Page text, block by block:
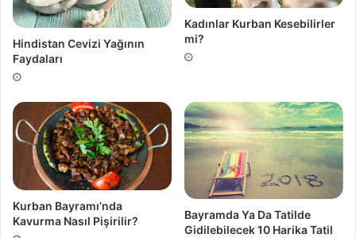
Hindistan Cevizi Yağının
Faydaları
Kadınlar Kurban Kesebilirler
mi?
Kurban Bayramı’nda
Kavurma Nasıl Pişirilir?
Bayramda Ya Da Tatilde
Gidilebilecek 10 Harika Tatil